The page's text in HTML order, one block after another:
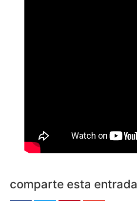
comparte esta entrada